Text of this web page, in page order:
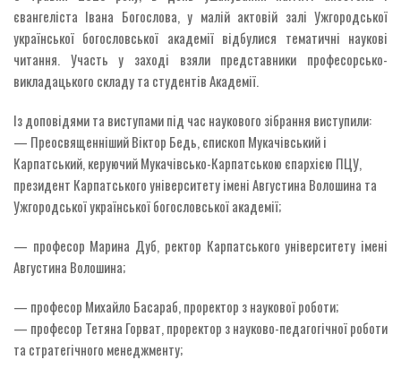
євангеліста Івана Богослова, у малій актовій залі Ужгородської
української богословської академії відбулися тематичні наукові
читання. Участь у заході взяли представники професорсько-
викладацького складу та студентів Академії.
Із доповідями та виступами під час наукового зібрання виступили:
— Преосвященніший Віктор Бедь, єпископ Мукачівський і
Карпатський, керуючий Мукачівсько-Карпатською єпархією ПЦУ,
президент Карпатського університету імені Августина Волошина та
Ужгородської української богословської академії;
— професор Марина Дуб, ректор Карпатського університету імені
Августина Волошина;
— професор Михайло Басараб, проректор з наукової роботи;
— професор Тетяна Горват, проректор з науково-педагогічної роботи
та стратегічного менеджменту;